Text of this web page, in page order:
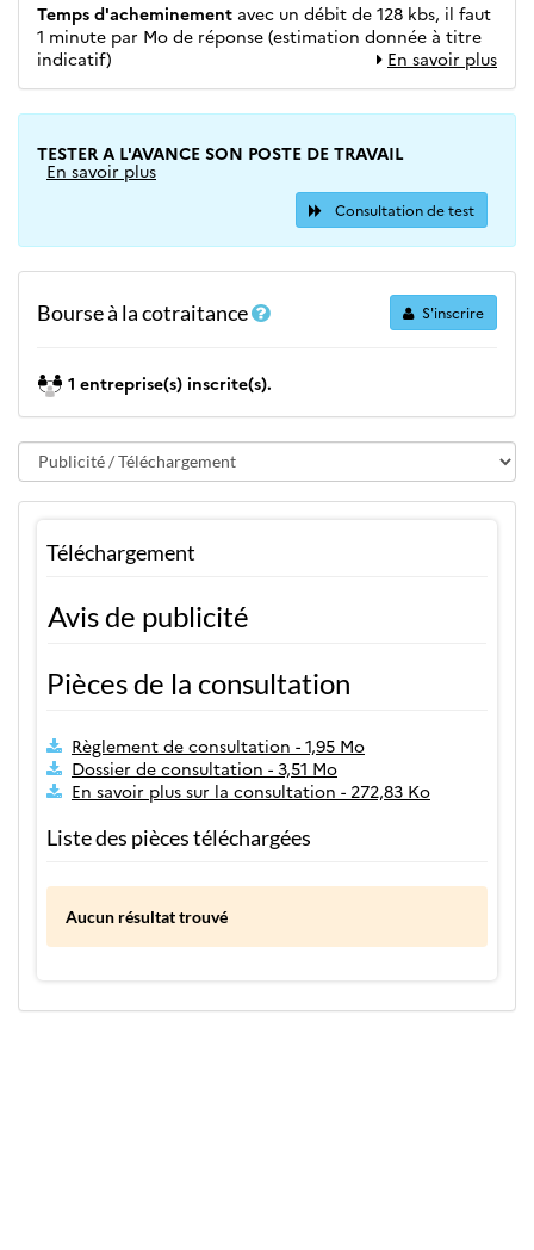
Temps d'acheminement avec un débit de 128 kbs, il faut
1 minute par Mo de réponse (estimation donnée à titre
indicatif)
En savoir plus
TESTER A L'AVANCE SON POSTE DE TRAVAIL
En savoir plus
Consultation de test
Bourse à la cotraitance S'inscrire
1 entreprise(s) inscrite(s).
Téléchargement
Avis de publicité
Pièces de la consultation
Règlement de consultation - 1,95 Mo
Dossier de consultation - 3,51 Mo
En savoir plus sur la consultation - 272,83 Ko
Liste des pièces téléchargées
Aucun résultat trouvé